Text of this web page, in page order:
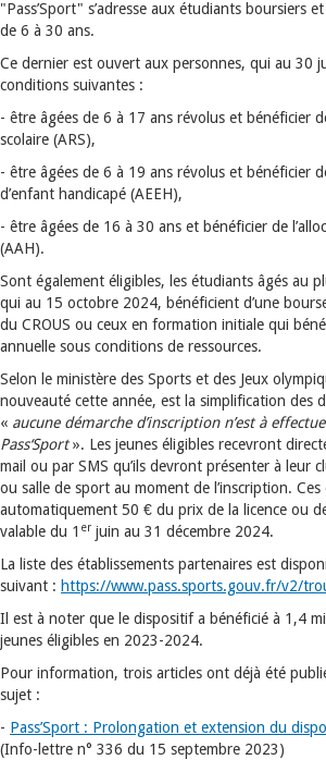
"Pass’Sport" s’adresse aux étudiants boursiers
de 6 à 30 ans.
Ce dernier est ouvert aux personnes, qui au 30
conditions suivantes :
- être âgées de 6 à 17 ans révolus et bénéficier
scolaire (ARS),
- être âgées de 6 à 19 ans révolus et bénéficier
d’enfant handicapé (AEEH),
- être âgées de 16 à 30 ans et bénéficier de
(AAH).
Sont également éligibles, les étudiants âgés au
qui au 15 octobre 2024, bénéficient d’une
du CROUS ou ceux en formation initiale qui
annuelle sous conditions de ressources.
Selon le ministère des Sports et des Jeux
nouveauté cette année, est la simplification des
« aucune démarche d’inscription n’est à
Pass‘Sport». Les jeunes éligibles recevront
mail ou par SMS qu’ils devront présenter à leur
ou salle de sport au moment de l’inscription.
automatiquement 50 € du prix de la licence ou
valable du 1 er juin au 31 décembre 2024.
La liste des établissements partenaires est
suivant : https://www.pass.sports.gouv.fr/v2/
Il est à noter que le dispositif a bénéficié à 1,4
jeunes éligibles en 2023-2024.
Pour information, trois articles ont déjà été
sujet :
- Pass’Sport : Prolongation et extension du
(Info-lettre n° 336 du 15 septembre 2023)